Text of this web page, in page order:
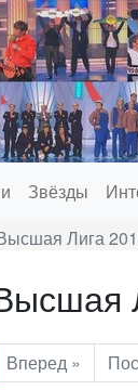
Звёзды
Лига
Вперед »